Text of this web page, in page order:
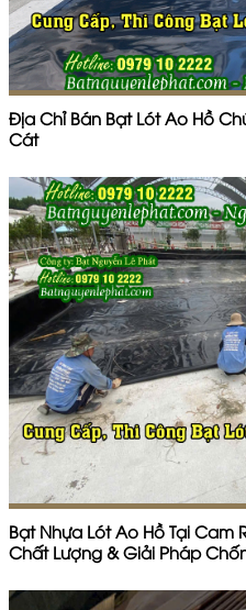
Địa Chỉ Bán Bạt Lót Ao Hồ
Cát
Bạt Nhựa Lót Ao Hồ Tại Cam
Chất Lượng & Giải Pháp